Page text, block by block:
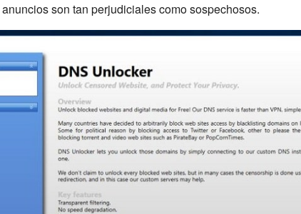
son tan perjudiciales como sospechosos.